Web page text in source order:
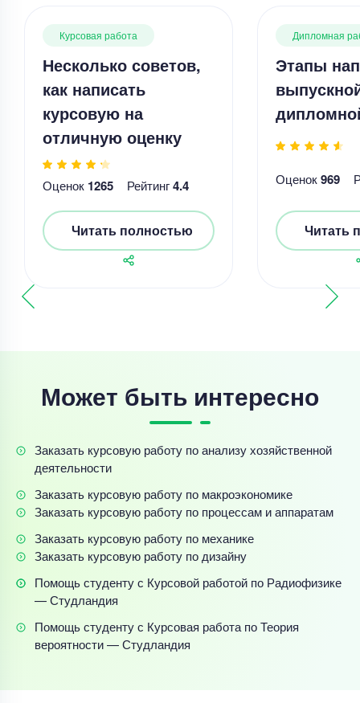
Курсовая работа
Несколько советов,
как написать
курсовую на
отличную оценку
Оценок 1265 Рейтинг4.4
Читать полностью
Дипломная
Этапы
Оценок969
Читать
Может быть интересно
Заказать курсовую работу по анализу хозяйственной
деятельности
Заказать курсовую работу по макроэкономике
Заказать курсовую работу по процессам и аппаратам
Заказать курсовую работу по механике
Заказать курсовую работу по дизайну
Помощь студенту с Курсовой работой по Радиофизике
— Студландия
Помощь студенту с Курсовая работа по Теория
вероятности — Студландия